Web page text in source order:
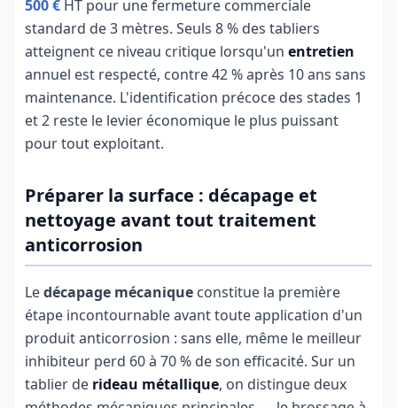
500 € HT pour une fermeture commerciale
standard de 3 mètres. Seuls 8 % des tabliers
atteignent ce niveau critique lorsqu'un entretien
annuel est respecté, contre 42 % après 10 ans sans
maintenance. L'identification précoce des stades 1
et 2 reste le levier économique le plus puissant
pour tout exploitant.
Préparer la surface : décapage et
nettoyage avant tout traitement
anticorrosion
Ledécapage mécanique constitue la première
étape incontournable avant toute application d'un
produit anticorrosion : sans elle, même le meilleur
inhibiteur perd 60 à 70 % de son efficacité. Sur un
tablier de rideau métallique, on distingue deux